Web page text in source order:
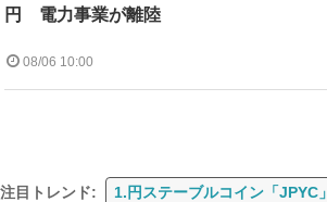
円 電力事業が離陸
08/06 10:00
注目トレンド: 1.円ステーブルコイン「JPYC」